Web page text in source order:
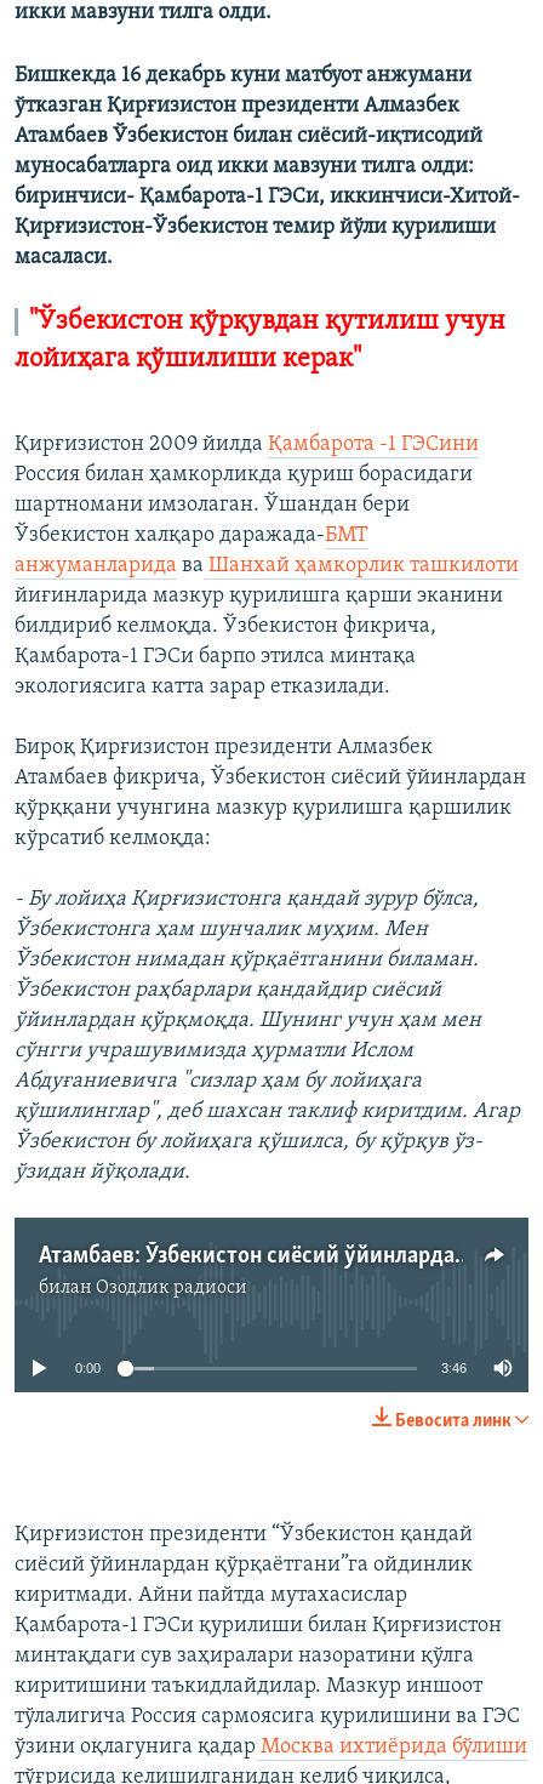
икки мавзуни тилга олди.
Бишкекда 16 декабрь куни матбуот анжумани
ўтказган Қирғизистон президенти Алмазбек
Атамбаев Ўзбекистон билан сиёсий-иқтисодий
муносабатларга оид икки мавзуни тилга олди:
биринчиси- Қамбарота-1 ГЭСи, иккинчиси-Хитой-
Қирғизистон-Ўзбекистон темир йўли қурилиши
масаласи.
"Ўзбекистон қўрқувдан қутилиш учун
лойиҳага қўшилиши керак"
Қирғизистон 2009 йилда Қамбарота -1 ГЭСини
Россия билан ҳамкорликда қуриш борасидаги
шартномани имзолаган. Ўшандан бери
Ўзбекистон халқаро даражада-БМТ
анжуманларида ва Шанхай ҳамкорлик ташкилоти
йиғинларида мазкур қурилишга қарши эканини
билдириб келмоқда. Ўзбекистон фикрича,
Қамбарота-1 ГЭСи барпо этилса минтақа
экологиясига катта зарар етказилади.
Бироқ Қирғизистон президенти Алмазбек
Атамбаев фикрича, Ўзбекистон сиёсий ўйинлардан
қўрққани учунгина мазкур қурилишга қаршилик
кўрсатиб келмоқда:
- Бу лойиҳа Қирғизистонга қандай зурур бўлса,
Ўзбекистонга ҳам шунчалик муҳим. Мен
Ўзбекистон нимадан қўрқаётганини биламан.
Ўзбекистон раҳбарлари қандайдир сиёсий
ўйинлардан қўрқмоқда. Шунинг учун ҳам мен
сўнгги учрашувимизда ҳурматли Ислом
Абдуғаниевичга "сизлар ҳам бу лойиҳага
қўшилинглар", деб шахсан таклиф киритдим. Агар
Ўзбекистон бу лойиҳага қўшилса, бу қўрқув ўз-
ўзидан йўқолади.
Атамбаев: Ўзбекистон сиёсий ўйинлардан қўрқмоқда
билан Озодлик радиоси
Айни дамда медиа-манба мавжуд эмас
0:00 3:46
Бевосита линк
Қирғизистон президенти “Ўзбекистон қандай
сиёсий ўйинлардан қўрқаётгани”га ойдинлик
киритмади. Айни пайтда мутахасислар
Қамбарота-1 ГЭСи қурилиши билан Қирғизистон
минтақдаги сув заҳиралари назоратини қўлга
киритишини таъкидлайдилар. Мазкур иншоот
тўлалигича Россия сармоясига қурилишини ва ГЭС
ўзини оқлагунига қадар Москва ихтиёрида бўлиши
тўғрисида келишилганидан келиб чиқилса,